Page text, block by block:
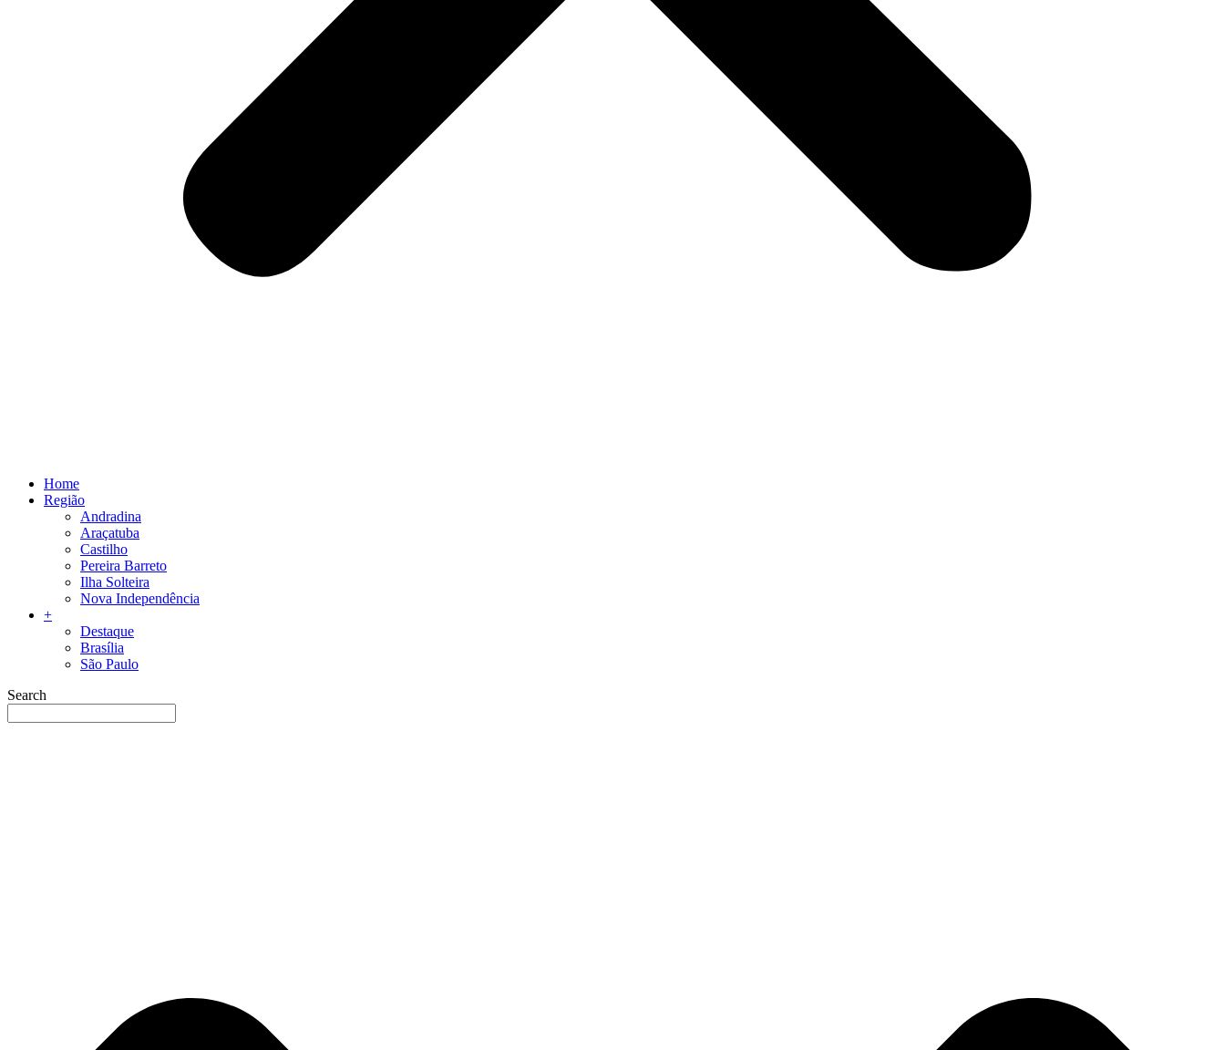
Home
Região
Andradina
Araçatuba
Castilho
Pereira Barreto
Ilha Solteira
Nova Independência
+
Destaque
Brasília
São Paulo
Search